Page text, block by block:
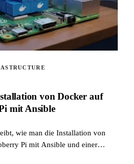
von Docker auf
mit Ansible
wie man die Installation von
Pi mit Ansible und einer